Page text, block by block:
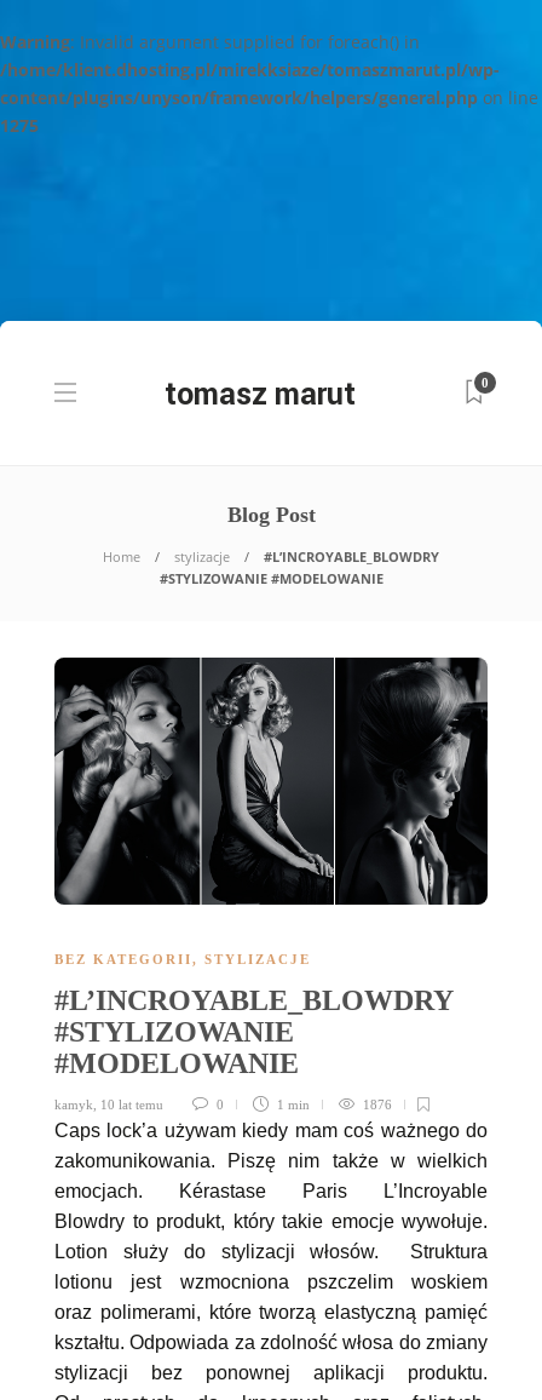
Warning: Invalid argument supplied for foreach() in
/home/klient.dhosting.pl/mirekksiaze/tomaszmarut.pl/wp-
content/plugins/unyson/framework/helpers/general.php on line
1275
0
Blog Post
Home stylizacje
#L’INCROYABLE_BLOWDRY
#STYLIZOWANIE #MODELOWANIE
BEZ KATEGORII, STYLIZACJE
#L’INCROYABLE_BLOWDRY
#STYLIZOWANIE
#MODELOWANIE
kamyk 10 lat temu 0 1 min 1876
Caps lock’a używam kiedy mam coś ważnego do
zakomunikowania. Piszę nim także w wielkich
emocjach. Kérastase Paris L’Incroyable
Blowdry to produkt, który takie emocje wywołuje.
Lotion służy do stylizacji włosów. Struktura
lotionu jest wzmocniona pszczelim woskiem
oraz polimerami, które tworzą elastyczną pamięć
kształtu. Odpowiada za zdolność włosa do zmiany
stylizacji bez ponownej aplikacji produktu.